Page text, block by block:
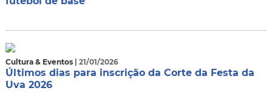
Cultura & Eventos | 21/01/2026
Últimos dias para inscrição da Corte da Festa da
Uva 2026